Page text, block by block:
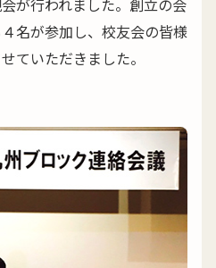
が行われました。創立の会
名が参加し、校友会の皆様
ていただきました。